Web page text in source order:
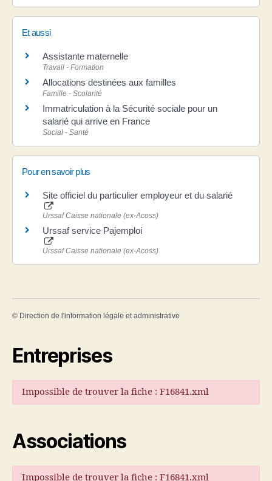
Et aussi
Assistante maternelle
Travail - Formation
Allocations destinées aux familles
Famille - Scolarité
Immatriculation à la Sécurité sociale pour un
salarié qui arrive en France
Social - Santé
Pour en savoir plus
Site officiel du particulier employeur et du salarié
Urssaf Caisse nationale (ex-Acoss)
Urssaf service Pajemploi
Urssaf Caisse nationale (ex-Acoss)
© Direction de l'information légale et administrative
Entreprises
Impossible de trouver la fiche : F16841.xml
Associations
Impossible de trouver la fiche : F16841.xml